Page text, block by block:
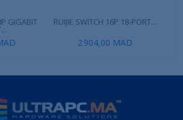
GIGABIT RUIJIE SWITCH 16P 18-PORT...
2 904,00 MAD